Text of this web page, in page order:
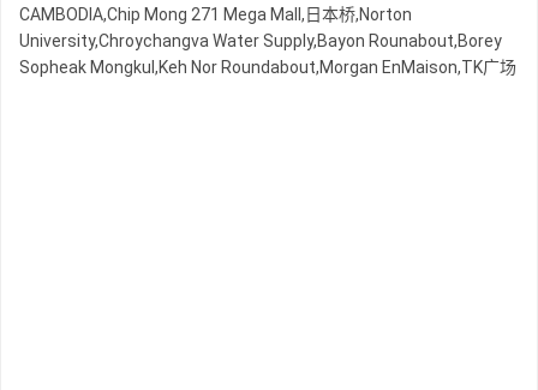
CAMBODIA,Chip Mong 271 Mega Mall,日本桥,Norton
University,Chroychangva Water Supply,Bayon Rounabout,Borey
Sopheak Mongkul,Keh Nor Roundabout,Morgan EnMaison,TK广场